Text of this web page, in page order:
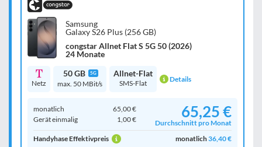
Samsung
Galaxy S26 Plus (256 GB)
congstar Allnet Flat S 5G 50 (2026)
24 Monate
Netz
50 GB 5G
max. 50 MBit/s
Allnet-Flat
SMS-Flat Details
monatlich
65,00 €
Gerät einmalig
1,00 € 65,25 €
Durchschnitt pro Monat
Handyhase Effektivpreis
monatlich36,40 €